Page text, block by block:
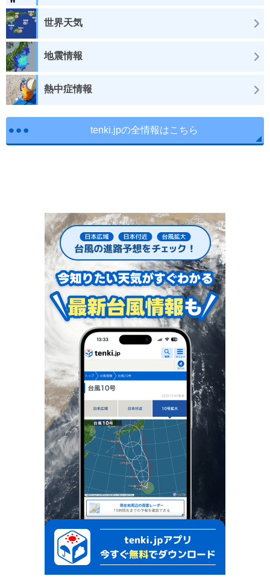
世界天気
地震情報
熱中症情報
tenki.jpの全情報はこちら